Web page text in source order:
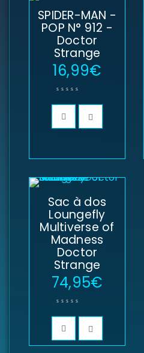
CONNECTER
ou e-mail*
de passe*
Se
SE CONNECTER
DE PASSE PERDU ?
SPIDER-MAN -
POP N° 912 -
Doctor
Strange
16,99€
Sac à dos
Loungefly
Multiverse of
Madness
Doctor
Strange
74,95€